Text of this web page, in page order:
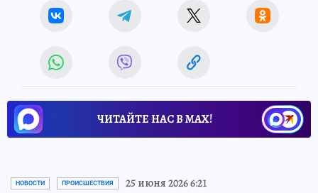
ЧИТАЙТЕ НАС В МАХ!
НОВОСТИ ПРОИСШЕСТВИЯ 25 июня 2026 6:21